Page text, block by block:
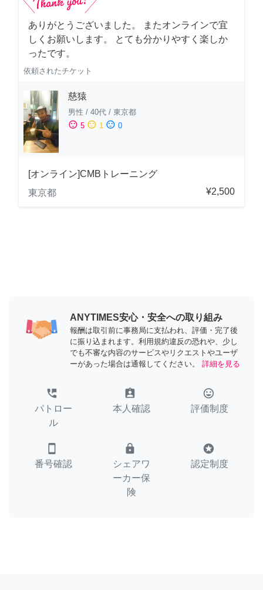
ありがとうございました。 またオンラインで宜
しくお願いします。 とても分かりやすく楽しか
ったです。
依頼されたチケット
慈猿
男性 / 40代 / 東京都
sentiment_satisfied 5 sentiment_neutral 1 sentiment_dissatisfied 0
[オンライン]CMBトレーニング
東京都
¥2,500
ANYTIMES安心・安全への取り組み
報酬は取引前に事務局に支払われ、評価・完了後
に振り込まれます。利用規約違反の恐れや、少し
でも不審な内容のサービスやリクエストやユーザ
ーがあった場合は通報してください。
詳細を見る
perm_phone_msg
パトロー
ル
assignment_ind
本人確認
tag_faces
評価制度
smartphone
番号確認
lock
シェアワ
ーカー保
険
stars
認定制度